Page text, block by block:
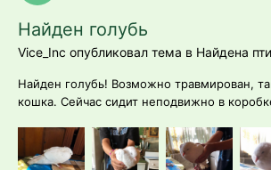
Найден голубь
Vice_Inc опубликовал тема в Найдена
Найден голубь! Возможно травмирован,
кошка. Сейчас сидит неподвижно в
очень далеко и отказывается его
занимаемся голубями и не знаем как ему